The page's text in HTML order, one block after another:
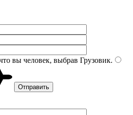
вы человек, выбрав Грузовик.